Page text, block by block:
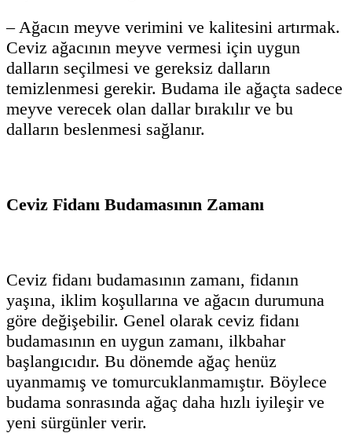
– Ağacın meyve verimini ve kalitesini artırmak.
Ceviz ağacının meyve vermesi için uygun
dalların seçilmesi ve gereksiz dalların
temizlenmesi gerekir. Budama ile ağaçta sadece
meyve verecek olan dallar bırakılır ve bu
dalların beslenmesi sağlanır.
Ceviz Fidanı Budamasının Zamanı
Ceviz fidanı budamasının zamanı, fidanın
yaşına, iklim koşullarına ve ağacın durumuna
göre değişebilir. Genel olarak ceviz fidanı
budamasının en uygun zamanı, ilkbahar
başlangıcıdır. Bu dönemde ağaç henüz
uyanmamış ve tomurcuklanmamıştır. Böylece
budama sonrasında ağaç daha hızlı iyileşir ve
yeni sürgünler verir.